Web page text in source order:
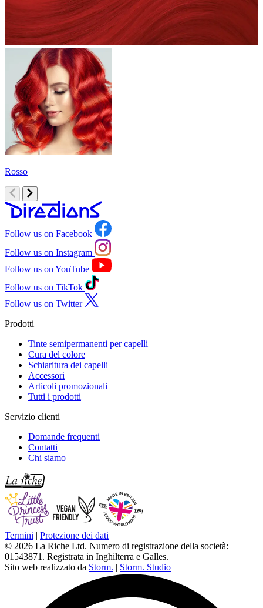
Rosso
Follow us on Facebook
Follow us on Instagram
Follow us on YouTube
Follow us on TikTok
Follow us on Twitter
Prodotti
Tinte semipermanenti per capelli
Cura del colore
Schiaritura dei capelli
Accessori
Articoli promozionali
Tutti i prodotti
Servizio clienti
Domande frequenti
Contatti
Chi siamo
Termini | Protezione dei dati
© 2026 La Riche Ltd. Numero di registrazione della società:
01543871. Registrata in Inghilterra e Galles.
Sito web realizzato da Storm. | Storm. Studio